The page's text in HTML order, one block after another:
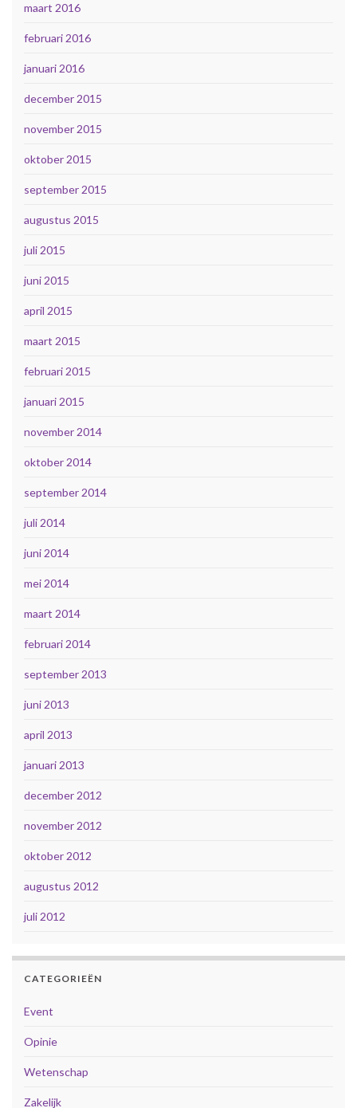
maart 2016
februari 2016
januari 2016
december 2015
november 2015
oktober 2015
september 2015
augustus 2015
juli 2015
juni 2015
april 2015
maart 2015
februari 2015
januari 2015
november 2014
oktober 2014
september 2014
juli 2014
juni 2014
mei 2014
maart 2014
februari 2014
september 2013
juni 2013
april 2013
januari 2013
december 2012
november 2012
oktober 2012
augustus 2012
juli 2012
CATEGORIEËN
Event
Opinie
Wetenschap
Zakelijk